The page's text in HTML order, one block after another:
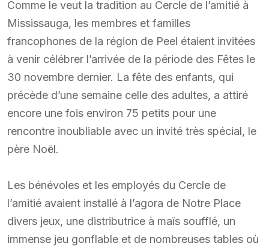
Comme le veut la tradition au Cercle de l’amitié à
Mississauga, les membres et familles
francophones de la région de Peel étaient invitées
à venir célébrer l’arrivée de la période des Fêtes le
30 novembre dernier. La fête des enfants, qui
précède d’une semaine celle des adultes, a attiré
encore une fois environ 75 petits pour une
rencontre inoubliable avec un invité très spécial, le
père Noël.
Les bénévoles et les employés du Cercle de
l’amitié avaient installé à l’agora de Notre Place
divers jeux, une distributrice à maïs soufflé, un
immense jeu gonflable et de nombreuses tables où